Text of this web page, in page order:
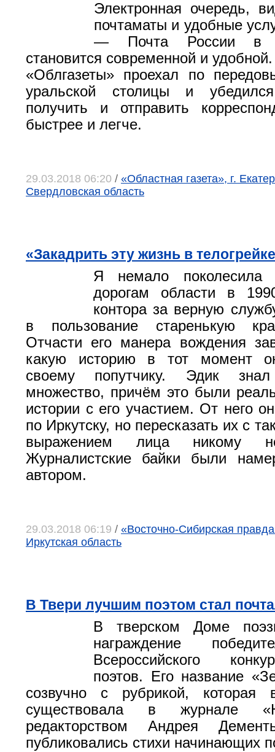
Электронная очередь,
почтаматы и удобные
— Почта России в
становится современной и
«Облгазеты» проехал по
уральской столицы и
получить и отправить
быстрее и легче.
29.03.2018 06:20 / «Областная газета», г.
Свердловская область
«Закадрить эту жизнь в
Я немало
дорогам области в
контора за верную
в пользование старенькую
Отчасти его манера вождения
какую историю в тот момент
своему попутчику. Эдик
множество, причём это были
истории с его участием. От него
по Иркутску, но пересказать их с
выражением лица никому
Журналистские байки были
автором.
29.03.2018 06:19 / «Восточно-Сибирская
Иркутская область
В Твери лучшим поэтом стал
В тверском Доме
награждение
Всероссийского
поэтов. Его название
созвучно с рубрикой,
существовала в журнале
редакторством Андрея
публиковались стихи начинающих